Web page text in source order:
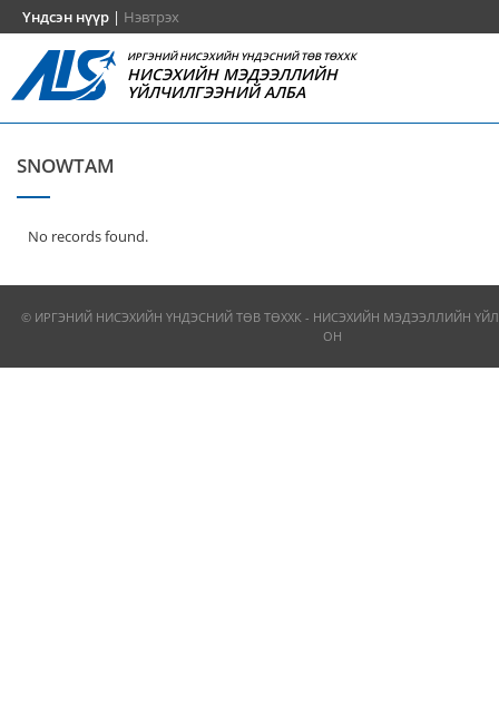
Үндсэн нүүр | Нэвтрэх
ИРГЭНИЙ НИСЭХИЙН ҮНДЭСНИЙ ТӨВ ТӨХХК
НИСЭХИЙН МЭДЭЭЛЛИЙН
ҮЙЛЧИЛГЭЭНИЙ АЛБА
SNOWTAM
No records found.
© ИРГЭНИЙ НИСЭХИЙН ҮНДЭСНИЙ ТӨВ ТӨХХК - НИСЭХИЙН МЭДЭЭЛЛИЙН
ОН